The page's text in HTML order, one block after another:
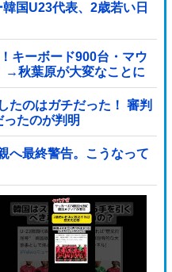
国U23代表、2歳若い日
キーボード900台・マウ
→秋葉原が大変なことに
たのはガチだった！ 審判
たのが判明
へ最終警告。こうなって